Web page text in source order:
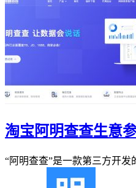
淘宝阿明查查生意
“阿明查查”是一款第三方开